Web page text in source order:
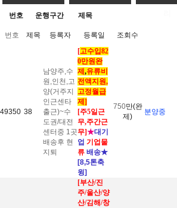
번호 운행구간 제목
번호 제목 등록자 등록일 조회수
49350 38
남양주,수
원,인천,고
양(거주지
인근센타
출근)~수
도권/대전
센터중 1곳
배송후 현
지퇴
[고수입82
0만원완
제 ,유류비
전액지원,
고정월급
제]
[주5일근
무,주간근
무]★대기
업 기업물
류 배송★
[8,5톤축
윙]
750만(완
제)
분양중
[부산/진
주/울산/양
산/김해/창